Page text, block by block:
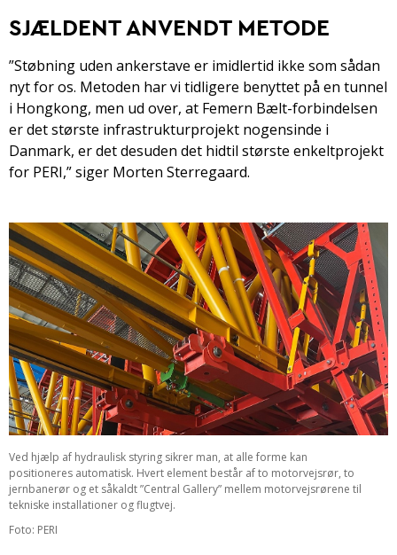
SJÆLDENT ANVENDT METODE
”Støbning uden ankerstave er imidlertid ikke som sådan
nyt for os. Metoden har vi tidligere benyttet på en tunnel
i Hongkong, men ud over, at Femern Bælt-forbindelsen
er det største infrastrukturprojekt nogensinde i
Danmark, er det desuden det hidtil største enkeltprojekt
for PERI,” siger Morten Sterregaard.
Ved hjælp af hydraulisk styring sikrer man, at alle forme kan
positioneres automatisk. Hvert element består af to motorvejsrør, to
jernbanerør og et såkaldt ”Central Gallery” mellem motorvejsrørene til
tekniske installationer og flugtvej.
Foto: PERI